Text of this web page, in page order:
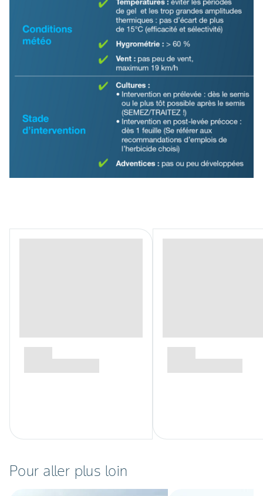
Pour aller plus loin